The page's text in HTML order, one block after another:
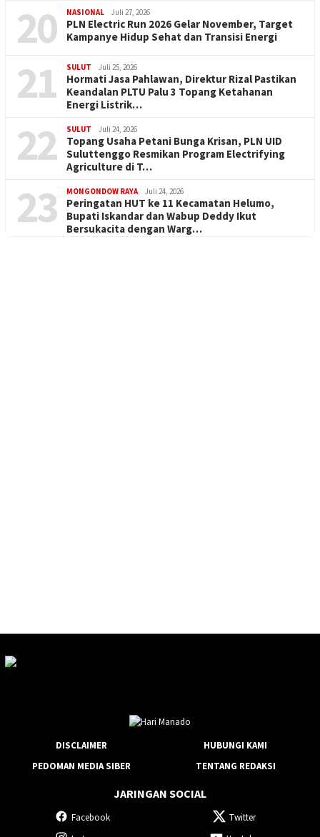
20 NASIONAL Juli 27, 2026
PLN Electric Run 2026 Gelar November, Target
Kampanye Hidup Sehat dan Transisi Energi
21 SULUT Juli 25, 2026
Hormati Jasa Pahlawan, Direktur Rizal Pastikan
Keandalan PLTU Palu 3 Topang Ketahanan
Energi Listrik…
22 SULUT Juli 24, 2026
Topang Usaha Petani Bunga Krisan, PLN UID
Suluttenggo Resmikan Program Electrifying
Agriculture di T…
23 MONGONDOW RAYA Juli 24, 2026
Peringatan HUT ke 11 Kecamatan Helumo,
Bupati Iskandar dan Wabup Deddy Ikut
Bersukacita dengan Warg…
DISCLAIMER
HUBUNGI KAMI
PEDOMAN MEDIA SIBER
TENTANG REDAKSI
JARINGAN SOCIAL
Facebook
Twitter